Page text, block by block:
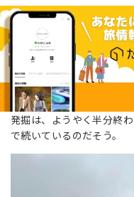
発掘は、ようやく半分終
で続いているのだそう。